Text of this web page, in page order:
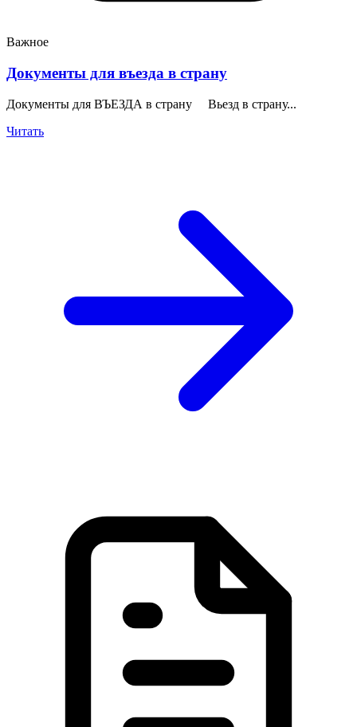
Важное
Документы для въезда в страну
Документы для ВЪЕЗДА в страну Вьезд в страну...
Читать